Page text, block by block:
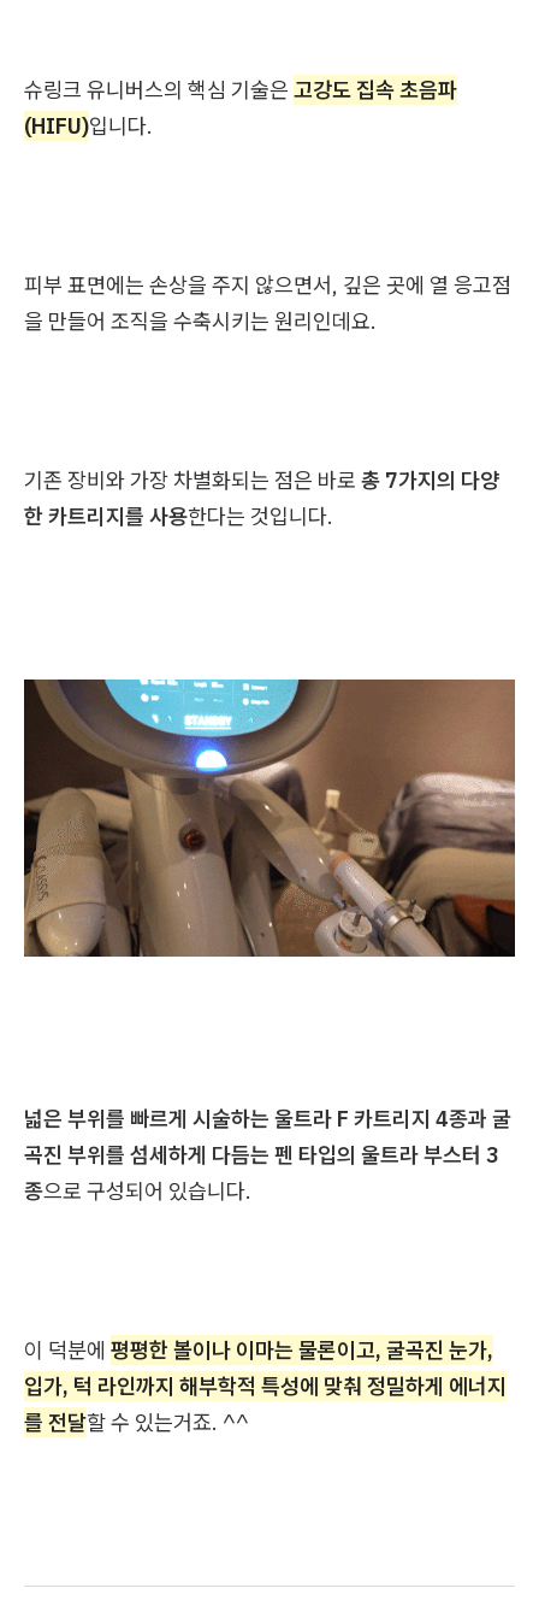
슈링크 유니버스의 핵심 기술은 고강도 집속 초음파
(HIFU)입니다.
피부 표면에는 손상을 주지 않으면서, 깊은 곳에 열 응고점
을 만들어 조직을 수축시키는 원리인데요.
기존 장비와 가장 차별화되는 점은 바로 총 7가지의 다양
한 카트리지를 사용한다는 것입니다.
넓은 부위를 빠르게 시술하는 울트라 F 카트리지 4종과 굴
곡진 부위를 섬세하게 다듬는 펜 타입의 울트라 부스터 3
종으로 구성되어 있습니다.
이 덕분에 평평한 볼이나 이마는 물론이고, 굴곡진 눈가,
입가, 턱 라인까지 해부학적 특성에 맞춰 정밀하게 에너지
를 전달할 수 있는거죠. ^^